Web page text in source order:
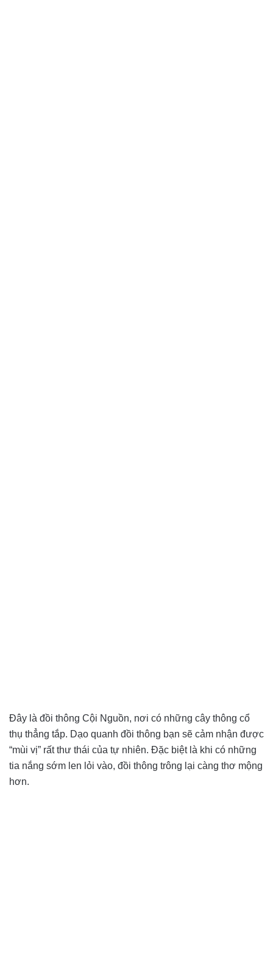
Đây là đồi thông Cội Nguồn, nơi có những cây thông cổ
thụ thẳng tắp. Dạo quanh đồi thông bạn sẽ cảm nhận được
“mùi vị” rất thư thái của tự nhiên. Đặc biệt là khi có những
tia nắng sớm len lỏi vào, đồi thông trông lại càng thơ mộng
hơn.